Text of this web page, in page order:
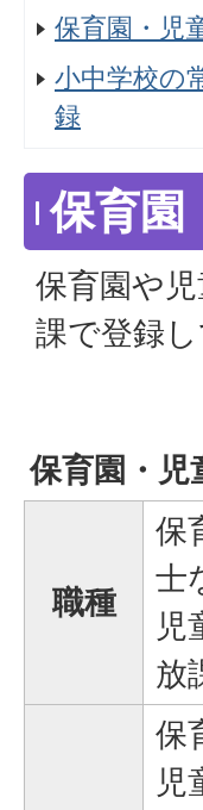
保育園・児
小中学校の
録
保育園
保育園や
課で登録し
保育園・児
職種
保
士
児
放
保
児